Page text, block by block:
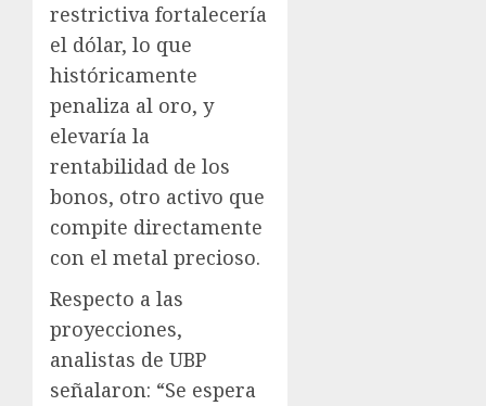
restrictiva fortalecería
el dólar, lo que
históricamente
penaliza al oro, y
elevaría la
rentabilidad de los
bonos, otro activo que
compite directamente
con el metal precioso.
Respecto a las
proyecciones,
analistas de UBP
señalaron: “Se espera